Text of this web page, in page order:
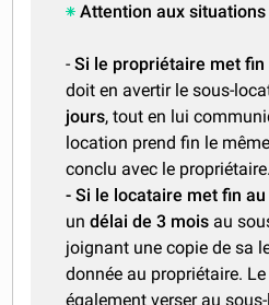
Attention aux
-Si le propriétaire met fin
doit en avertir le sous-
jours, tout en lui
location prend fin le
conclu avec le propriétaire.
- Si le locataire met fin au
undélai de 3 mois au
joignant une copie de sa
donnée au propriétaire.
également verser au